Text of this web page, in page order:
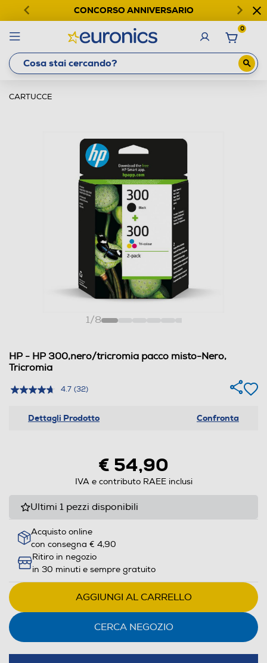
CONCORSO ANNIVERSARIO
0
CARTUCCE
1/8
HP - HP 300,nero/tricromia pacco misto-Nero,
Tricromia
4.7 (32)
Dettagli Prodotto Confronta
€ 54,90
IVA e contributo RAEE inclusi
Ultimi 1 pezzi disponibili
Acquisto online
con consegna € 4,90
Ritiro in negozio
in 30 minuti e sempre gratuito
AGGIUNGI AL CARRELLO
CERCA NEGOZIO